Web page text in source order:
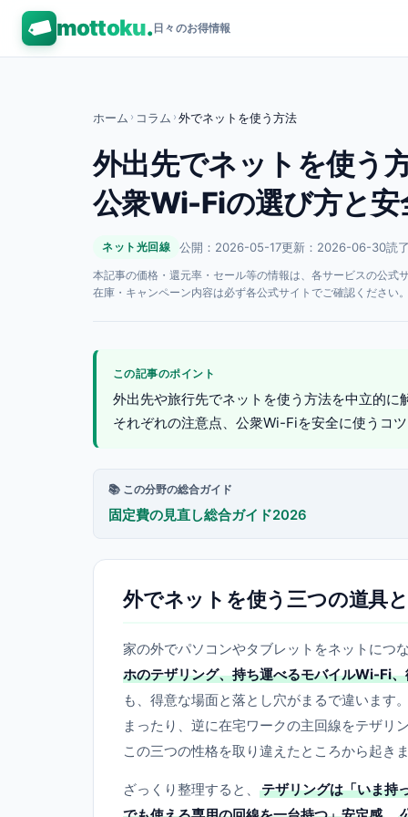
mottoku.日々のお得情報
ホーム › コラム › 外でネットを使う方法
外出先でネットを使う
公衆Wi-Fiの選び方と安
ネット光回線 公開：2026-05-17更新：2026-06-30読
本記事の価格・還元率・セール等の情報は、各サービスの公
在庫・キャンペーン内容は必ず各公式サイトでご確認ください
この記事のポイント
外出先や旅行先でネットを使う方法を中立的
それぞれの注意点、公衆Wi-Fiを安全に使うコ
📚 この分野の総合ガイド
固定費の見直し総合ガイド2026
外でネットを使う三つの道具
家の外でパソコンやタブレットをネットに
ホのテザリング、持ち運べるモバイルWi-Fi
も、得意な場面と落とし穴がまるで違いま
まったり、逆に在宅ワークの主回線をテザ
この三つの性格を取り違えたところから起き
ざっくり整理すると、
テザリングは「いま持